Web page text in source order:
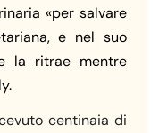
«per salvare
e nel suo
la ritrae mentre
centinaia di